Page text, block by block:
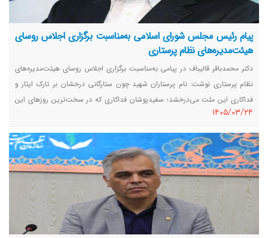
پیام رئیس مجلس شورای اسلامی به‌مناسبت برگزاری اجلاس روسای
هیئت‌مدیره‌های نظام پرستاری
دکتر محمدباقر قالیباف در پیامی به‌مناسبت برگزاری اجلاس روسای هیئت‌مدیره‌های
نظام پرستاری نوشت: نام پرستاران شهید چون ستارگانی درخشان بر تارک ایثار و
فداکاری این ملت می‌درخشد؛ سفیدپوشان فداکاری که در سخت‌ترین روزهای این
سرزمین، هیچ‌گاه سنگر مقدس خدمت به انسانیت را رها نکردند و در هنگامی که
خصم بی‌مبالات و شرور، بیمارستان‌ها و مراکز درمانی را نیز مورد تجاوز وحشیانه
خود قرار می‌داد، با دستانی مهربان و قلب‌هایی استوار، مرهم زخم مردم و مجاهدان
راه حقشدند.
١٤٠٥/٠٣/٢٤